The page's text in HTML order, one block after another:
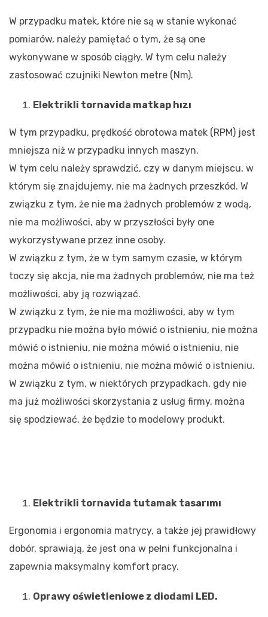
W przypadku matek, które nie są w stanie wykonać
pomiarów, należy pamiętać o tym, że są one
wykonywane w sposób ciągły. W tym celu należy
zastosować czujniki Newton metre (Nm).
Elektrikli tornavida matkap hızı
W tym przypadku, prędkość obrotowa matek (RPM) jest
mniejsza niż w przypadku innych maszyn.
W tym celu należy sprawdzić, czy w danym miejscu, w
którym się znajdujemy, nie ma żadnych przeszkód. W
związku z tym, że nie ma żadnych problemów z wodą,
nie ma możliwości, aby w przyszłości były one
wykorzystywane przez inne osoby.
W związku z tym, że w tym samym czasie, w którym
toczy się akcja, nie ma żadnych problemów, nie ma też
możliwości, aby ją rozwiązać.
W związku z tym, że nie ma możliwości, aby w tym
przypadku nie można było mówić o istnieniu, nie można
mówić o istnieniu, nie można mówić o istnieniu, nie
można mówić o istnieniu, nie można mówić o istnieniu.
W związku z tym, w niektórych przypadkach, gdy nie
ma już możliwości skorzystania z usług firmy, można
się spodziewać, że będzie to modelowy produkt.
Elektrikli tornavida tutamak tasarımı
Ergonomia i ergonomia matrycy, a także jej prawidłowy
dobór, sprawiają, że jest ona w pełni funkcjonalna i
zapewnia maksymalny komfort pracy.
Oprawy oświetleniowe z diodami LED.